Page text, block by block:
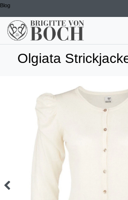
Blog
Olgiata